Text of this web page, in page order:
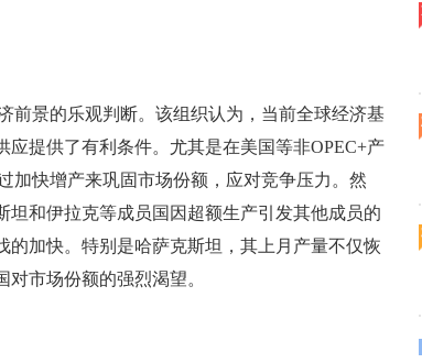
景的乐观判断。该组织认为，当前全球经济基
提供了有利条件。尤其是在美国等非OPEC+产
加快增产来巩固市场份额，应对竞争压力。然
和伊拉克等成员国因超额生产引发其他成员的
加快。特别是哈萨克斯坦，其上月产量不仅恢
市场份额的强烈渴望。